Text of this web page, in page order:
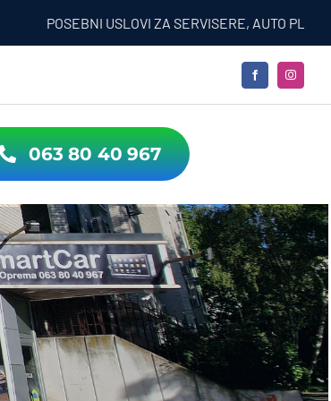
POSEBNI USLOVI ZA SERVISERE, AUTO PLACEVE,
063 80 40 967